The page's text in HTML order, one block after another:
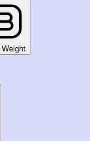
Weight